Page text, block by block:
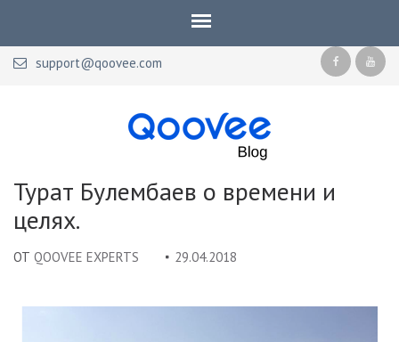
support@qoovee.com
Qoovee Blog
Турат Булембаев о времени и
целях.
ОТ QOOVEE EXPERTS 29.04.2018